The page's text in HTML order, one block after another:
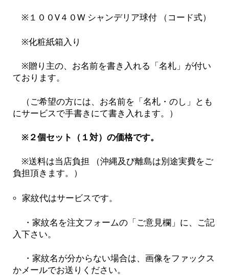
※１００V４０W シャンデリア球付 （コード式）
※化粧紙箱入り
※贈り主の、お名前を書き入れる「名札」が付い
ております。
（ご希望の方には、お名前を「名札・のし」とも
にサービスで手書きにて書き入れます。）
※２個セット（１対）の価格です。
※送料は当店負担 （沖縄及び離島は別途実費をご
負担頂きます。）
家紋代はサービスです。
・家紋名を注文フォームの「ご意見欄」に、ご記
入下さい。
・家紋名が分からない場合は、画像をファックス
かメールでお送りください。